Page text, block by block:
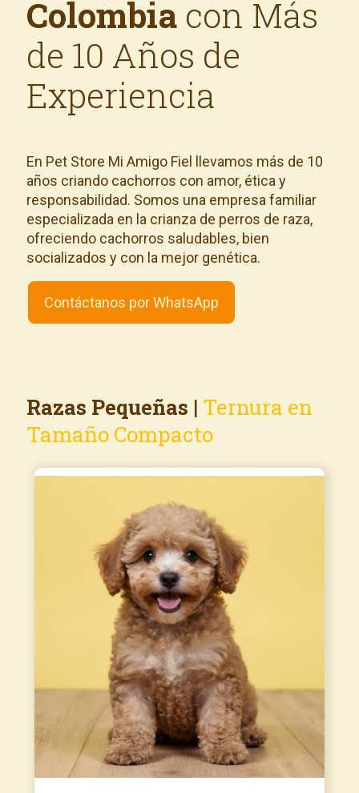
Colombia con Más
de 10 Años de
Experiencia
En Pet Store Mi Amigo Fiel llevamos más de 10
años criando cachorros con amor, ética y
responsabilidad. Somos una empresa familiar
especializada en la crianza de perros de raza,
ofreciendo cachorros saludables, bien
socializados y con la mejor genética.
Contáctanos por WhatsApp
Razas Pequeñas | Ternura en
Tamaño Compacto